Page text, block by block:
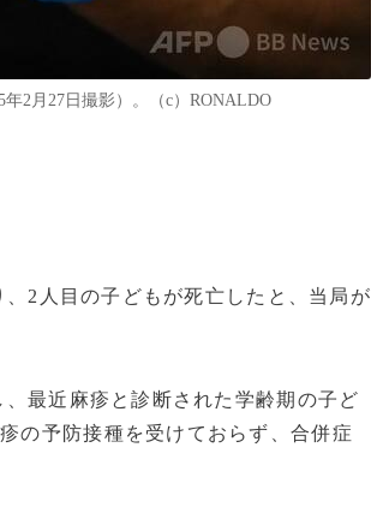
2月27日撮影）。（c）RONALDO
2人目の子どもが死亡したと、当局が
最近麻疹と診断された学齢期の子ど
の予防接種を受けておらず、合併症